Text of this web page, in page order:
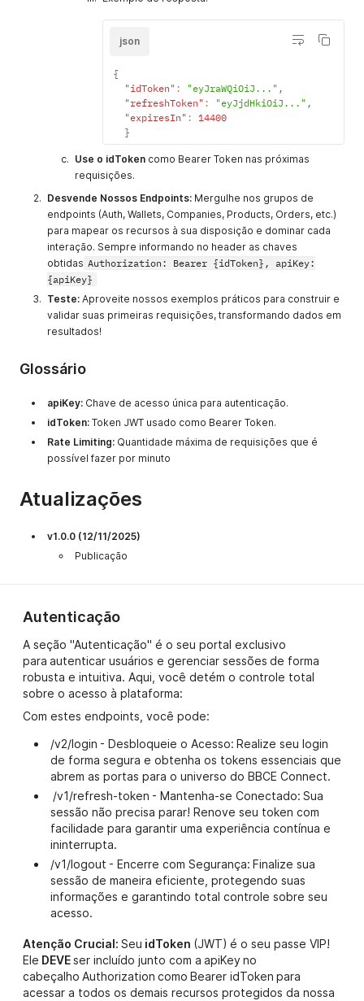
json
{
"idToken" : "eyJraWQiOiJ..." ,
"refreshToken" : "eyJjdHkiOiJ..." ,
"expiresIn" : 14400
}
Use o idToken como Bearer Token nas próximas
requisições.
Desvende Nossos Endpoints: Mergulhe nos grupos de
endpoints (Auth, Wallets, Companies, Products, Orders, etc.)
para mapear os recursos à sua disposição e dominar cada
interação. Sempre informando no header as chaves
obtidas Authorization: Bearer {idToken}, apiKey:
{apiKey}
Teste: Aproveite nossos exemplos práticos para construir e
validar suas primeiras requisições, transformando dados em
resultados!
Glossário
apiKey: Chave de acesso única para autenticação.
idToken: Token JWT usado como Bearer Token.
Rate Limiting: Quantidade máxima de requisições que é
possível fazer por minuto
Atualizações
v1.0.0 (12/11/2025)
Publicação
Autenticação
A seção "Autenticação" é o seu portal exclusivo
para autenticar usuários e gerenciar sessões de forma
robusta e intuitiva. Aqui, você detém o controle total
sobre o acesso à plataforma:
Com estes endpoints, você pode:
/v2/login - Desbloqueie o Acesso: Realize seu login
de forma segura e obtenha os tokens essenciais que
abrem as portas para o universo do BBCE Connect.
/v1/refresh-token - Mantenha-se Conectado: Sua
sessão não precisa parar! Renove seu token com
facilidade para garantir uma experiência contínua e
ininterrupta.
/v1/logout - Encerre com Segurança: Finalize sua
sessão de maneira eficiente, protegendo suas
informações e garantindo total controle sobre seu
acesso.
Atenção Crucial: Seu idToken (JWT) é o seu passe VIP!
Ele DEVEser incluído junto com a apiKey no
cabeçalho Authorization como Bearer idToken para
acessar a todos os demais recursos protegidos da nossa